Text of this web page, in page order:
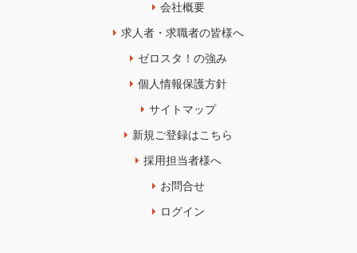
会社概要
求人者・求職者の皆様へ
ゼロスタ！の強み
個人情報保護方針
サイトマップ
新規ご登録はこちら
採用担当者様へ
お問合せ
ログイン